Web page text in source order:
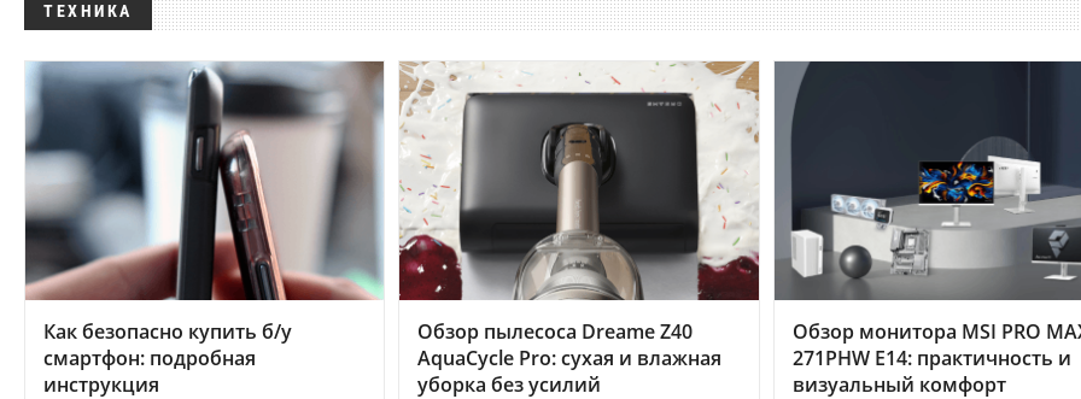
ТЕХНИКА
Как безопасно купить б/у
смартфон: подробная
инструкция
Обзор пылесоса Dreame Z40
AquaCycle Pro: сухая и влажная
уборка без усилий
Обзор монитора MSI PRO
271PHW E14: практичность и
визуальный комфорт